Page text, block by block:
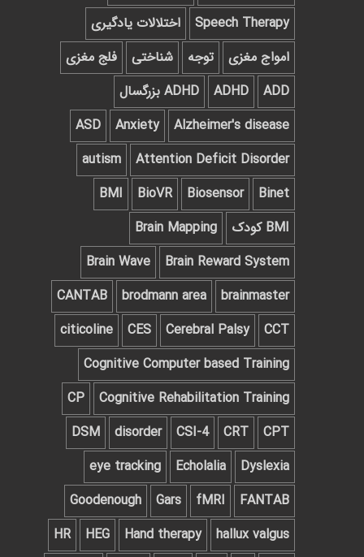
Speech Therapy
اختلالات یادگیری
امواج مغزی
توجه شناختی
فلج مغزی
ADD
ADHD
ADHD بزرگسال
Alzheimer's disease
Anxiety
ASD
Attention Deficit Disorder
autism
Binet
Biosensor
BioVR
BMI
BMI کودک
Brain Mapping
Brain Reward System
Brain Wave
brainmaster
brodmann area
CANTAB
CCT
Cerebral Palsy
CES
citicoline
Cognitive Computer based Training
Cognitive Rehabilitation Training
CP
CPT
CRT
CSI-4
disorder
DSM
Dyslexia
Echolalia
eye tracking
FANTAB
fMRI
Gars
Goodenough
hallux valgus
Hand therapy
HEG
HR